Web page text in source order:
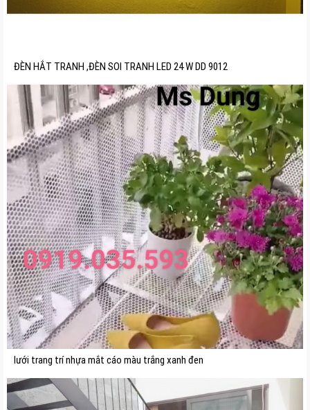
ĐÈN HẮT TRANH ,ĐÈN SOI TRANH LED 24 W DD 9012
lưới trang trí nhựa mắt cáo màu trắng xanh đen